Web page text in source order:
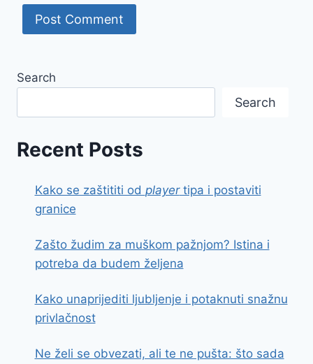
Search
Search
Recent Posts
Kako se zaštititi od playertipa i postaviti
granice
Zašto žudim za muškom pažnjom? Istina i
potreba da budem željena
Kako unaprijediti ljubljenje i potaknuti snažnu
privlačnost
Ne želi se obvezati, ali te ne pušta: što sada